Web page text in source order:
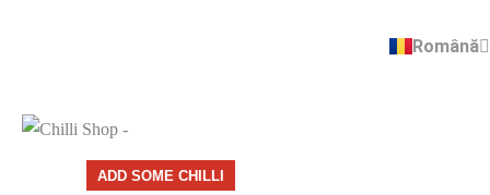
Română
English
ADD SOME CHILLI